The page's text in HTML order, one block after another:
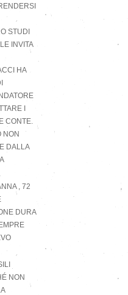
STUDI
INVITA
HA
I
CONTE.
NON
DALLA
, 72
DURA
NON